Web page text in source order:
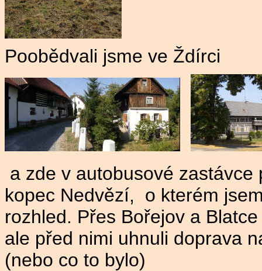
Poobědvali jsme ve Ždírci
a zde v autobusové
kopec Nedvězí, o kterém
rozhled. Přes Bořejov a
ale před nimi uhnuli doprava
(nebo co to bylo)